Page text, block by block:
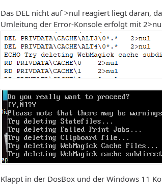
Das DEL nicht auf >nul reagiert liegt daran,
Umleitung der Error-Konsole erfolgt mit
Klappt in der DosBox und der Windows 11